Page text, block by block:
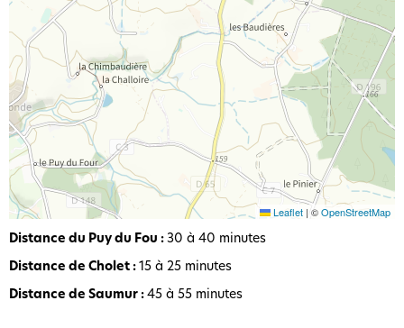
Leaflet | ©OpenStreetMap
Distance du Puy du Fou :30 à 40 minutes
Distance de Cholet :15 à 25 minutes
Distance de Saumur :45 à 55 minutes